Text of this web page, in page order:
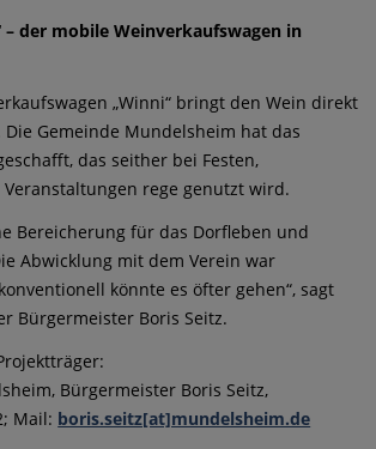
– der mobile Weinverkaufswagen in
„Winni“ bringt den Wein direkt
Gemeinde Mundelsheim hat das
das seither bei Festen,
rege genutzt wird.
Bereicherung für das Dorfleben und
Abwicklung mit dem Verein war
könnte es öfter gehen“, sagt
Bürgermeister Boris Seitz.
Bürgermeister Boris Seitz,
Mail: boris.seitz[at]mundelsheim.de